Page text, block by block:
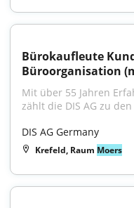
Bürokaufleute
Büroorganisation
Mit über 55 Jahren
zählt die DIS AG zu
DIS AG Germany
Krefeld, Raum Moers